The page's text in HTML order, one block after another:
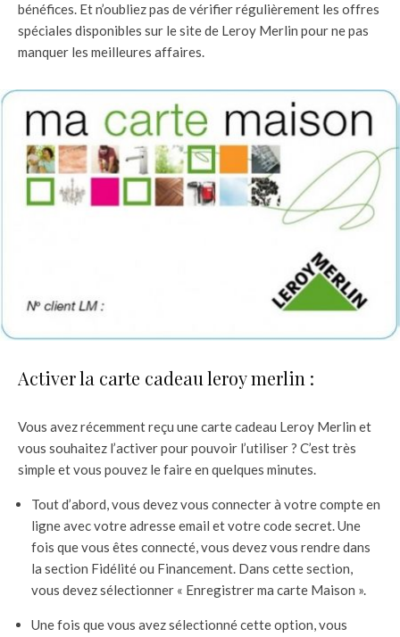
bénéfices. Et n’oubliez pas de vérifier régulièrement les offres
spéciales disponibles sur le site de Leroy Merlin pour ne pas
manquer les meilleures affaires.
Activer la carte cadeau leroy merlin :
Vous avez récemment reçu une carte cadeau Leroy Merlin et
vous souhaitez l’activer pour pouvoir l’utiliser ? C’est très
simple et vous pouvez le faire en quelques minutes.
Tout d’abord, vous devez vous connecter à votre compte en
ligne avec votre adresse email et votre code secret. Une
fois que vous êtes connecté, vous devez vous rendre dans
la section Fidélité ou Financement. Dans cette section,
vous devez sélectionner « Enregistrer ma carte Maison ».
Une fois que vous avez sélectionné cette option, vous